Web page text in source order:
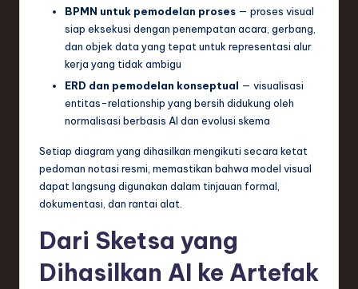
BPMN untuk pemodelan proses — proses visual
siap eksekusi dengan penempatan acara, gerbang,
dan objek data yang tepat untuk representasi alur
kerja yang tidak ambigu
ERD dan pemodelan konseptual — visualisasi
entitas-relationship yang bersih didukung oleh
normalisasi berbasis AI dan evolusi skema
Setiap diagram yang dihasilkan mengikuti secara ketat
pedoman notasi resmi, memastikan bahwa model visual
dapat langsung digunakan dalam tinjauan formal,
dokumentasi, dan rantai alat.
Dari Sketsa yang
Dihasilkan AI ke Artefak